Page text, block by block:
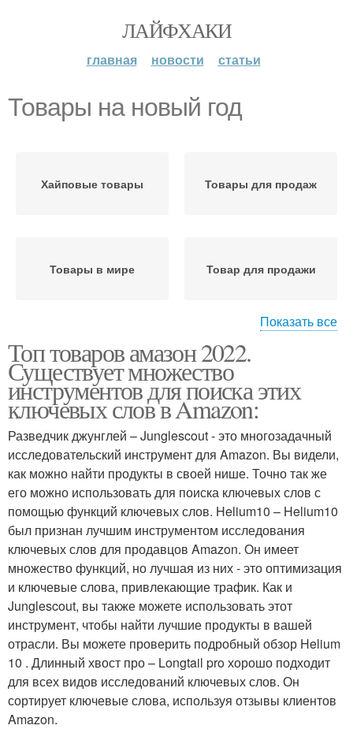
ЛАЙФХАКИ
главная новости статьи
Товары на новый год
Хайповые товары Товары для продаж
Товары в мире Товар для продажи
Товары для блогерства Товары на амазон
Новогодние товары
Товары через
маркетплейс
Ходовые товары
Товары на
маркетплейсах
Показать все
Топ товаров амазон 2022.
Существует множество
инструментов для поиска этих
ключевых слов в Amazon:
Разведчик джунглей – Junglescout - это многозадачный
исследовательский инструмент для Amazon. Вы видели,
как можно найти продукты в своей нише. Точно так же
его можно использовать для поиска ключевых слов с
помощью функций ключевых слов. Helium10 – Helium10
был признан лучшим инструментом исследования
ключевых слов для продавцов Amazon. Он имеет
множество функций, но лучшая из них - это оптимизация
и ключевые слова, привлекающие трафик. Как и
Junglescout, вы также можете использовать этот
инструмент, чтобы найти лучшие продукты в вашей
отрасли. Вы можете проверить подробный обзор Helium
10 . Длинный хвост про – Longtail pro хорошо подходит
для всех видов исследований ключевых слов. Он
сортирует ключевые слова, используя отзывы клиентов
Amazon.